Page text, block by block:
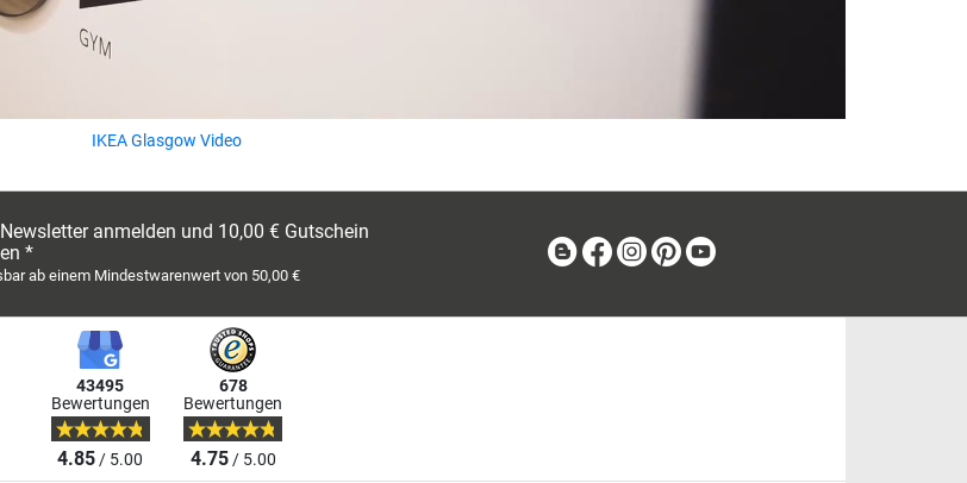
IKEA Glasgow Video
anmelden und 10,00 € Gutschein
*
ab einem Mindestwarenwert von 50,00 €
BlogFacebook
Instagram
Pinterest
43495
Bewertungen
4.85/ 5.00
678
Bewertungen
4.75/ 5.00